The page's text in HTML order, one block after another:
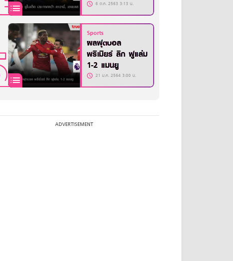
6 ต.ค. 2563 3:13 น.
Sports
ผลฟุตบอล
พรีเมียร์ ลีก ฟูแล่ม
1-2 แมนยู
21 ม.ค. 2564 3:00 น.